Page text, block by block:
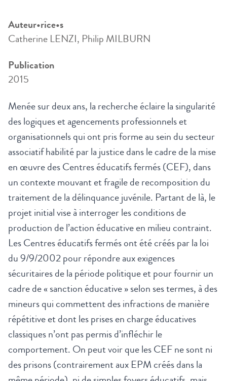
Auteur•rice•s
Catherine LENZI, Philip MILBURN
Publication
2015
Menée sur deux ans, la recherche éclaire la singularité
des logiques et agencements professionnels et
organisationnels qui ont pris forme au sein du secteur
associatif habilité par la justice dans le cadre de la mise
en œuvre des Centres éducatifs fermés (CEF), dans
un contexte mouvant et fragile de recomposition du
traitement de la délinquance juvénile. Partant de là, le
projet initial vise à interroger les conditions de
production de l’action éducative en milieu contraint.
Les Centres éducatifs fermés ont été créés par la loi
du 9/9/2002 pour répondre aux exigences
sécuritaires de la période politique et pour fournir un
cadre de « sanction éducative » selon ses termes, à des
mineurs qui commettent des infractions de manière
répétitive et dont les prises en charge éducatives
classiques n’ont pas permis d’infléchir le
comportement. On peut voir que les CEF ne sont ni
des prisons (contrairement aux EPM créés dans la